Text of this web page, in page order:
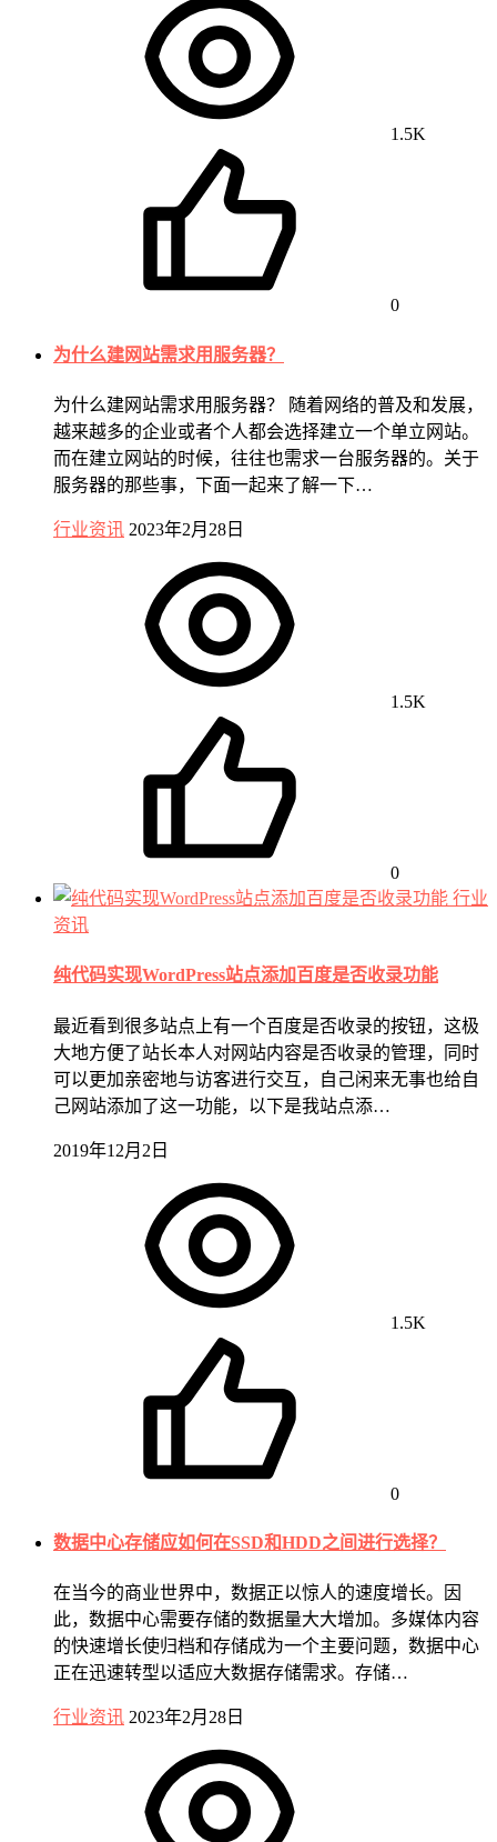
1.5K
0
为什么建网站需求用服务器？
为什么建网站需求用服务器？ 随着网络的普及和发展，
越来越多的企业或者个人都会选择建立一个单立网站。
而在建立网站的时候，往往也需求一台服务器的。关于
服务器的那些事，下面一起来了解一下…
行业资讯 2023年2月28日
1.5K
0
行业
资讯
纯代码实现WordPress站点添加百度是否收录功能
最近看到很多站点上有一个百度是否收录的按钮，这极
大地方便了站长本人对网站内容是否收录的管理，同时
可以更加亲密地与访客进行交互，自己闲来无事也给自
己网站添加了这一功能，以下是我站点添…
2019年12月2日
1.5K
0
数据中心存储应如何在SSD和HDD之间进行选择？
在当今的商业世界中，数据正以惊人的速度增长。因
此，数据中心需要存储的数据量大大增加。多媒体内容
的快速增长使归档和存储成为一个主要问题，数据中心
正在迅速转型以适应大数据存储需求。存储…
行业资讯 2023年2月28日